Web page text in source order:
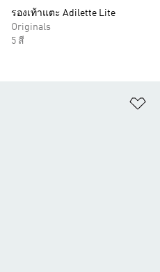
รองเท้าแตะ Adilette Lite
Originals
5 สี